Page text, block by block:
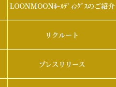
LOONMOONﾎｰﾙﾃﾞｨﾝｸﾞｽのご紹介
リクルート
プレスリリース